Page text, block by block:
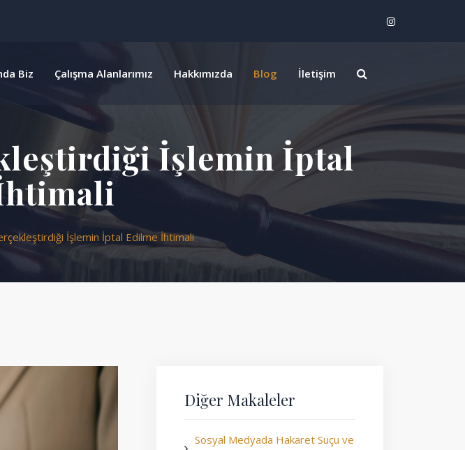
Biz Çalışma Alanlarımız Hakkımızda Blog İletişim
İşlemin İptal
İşlemin İptal Edilme İhtimali
Diğer Makaleler
Sosyal Medyada Hakaret Suçu ve